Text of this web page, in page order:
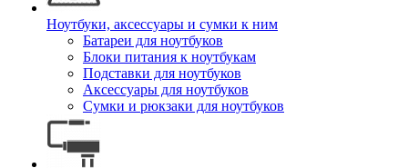
Ноутбуки, аксессуары и сумки к ним
Батареи для ноутбуков
Блоки питания к ноутбукам
Подставки для ноутбуков
Аксессуары для ноутбуков
Сумки и рюкзаки для ноутбуков